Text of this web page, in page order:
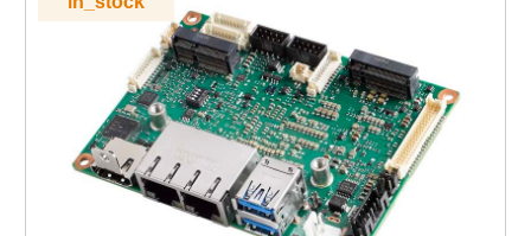
產品諮詢服務： 規格諮詢 / 案場規劃 / 交期確認